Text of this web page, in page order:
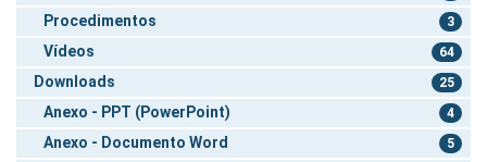
Procedimentos 3
Vídeos 64
Downloads 25
Anexo - PPT (PowerPoint) 4
Anexo - Documento Word 5